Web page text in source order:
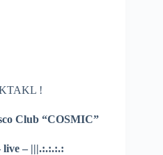
!
Club “COSMIC”
– |||.:.:.:.: